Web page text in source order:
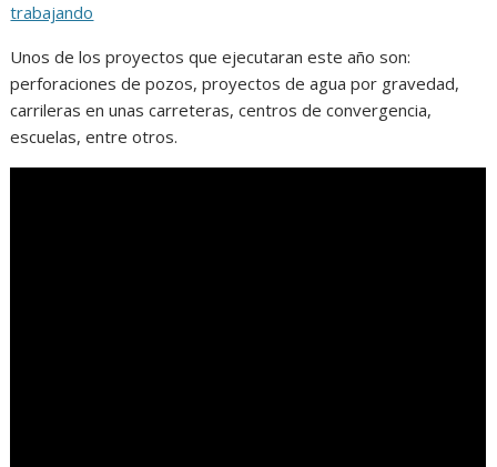
trabajando
Unos de los proyectos que ejecutaran este año son:
perforaciones de pozos, proyectos de agua por gravedad,
carrileras en unas carreteras, centros de convergencia,
escuelas, entre otros.